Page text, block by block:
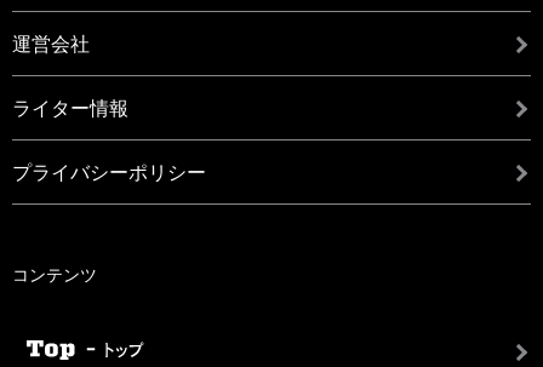
運営会社
ライター情報
プライバシーポリシー
コンテンツ